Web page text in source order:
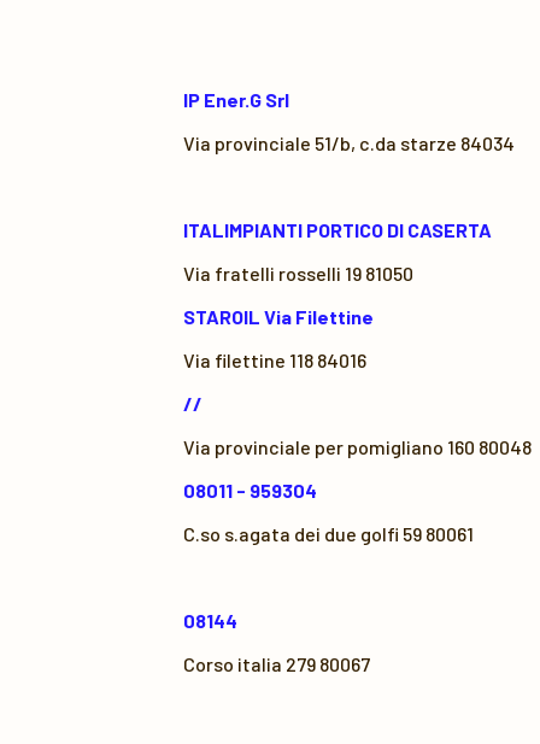
IP Ener.G Srl
Via provinciale 51/b, c.da starze 84034
ITALIMPIANTI PORTICO DI CASERTA
Via fratelli rosselli 19 81050
STAROIL Via Filettine
Via filettine 118 84016
//
Via provinciale per pomigliano 160 80048
08011 - 959304
C.so s.agata dei due golfi 59 80061
08144
Corso italia 279 80067